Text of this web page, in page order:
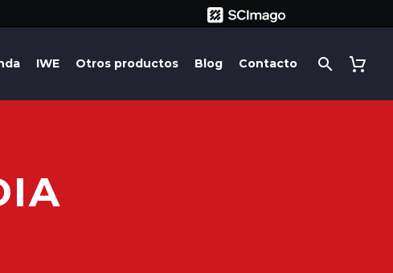
IWE Otros productos Blog Contacto